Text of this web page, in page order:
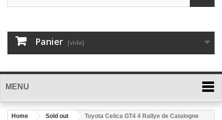
Panier (vide)
MENU
Home Sold out
Toyota Celica GT4 4 Rallye de Catalogne